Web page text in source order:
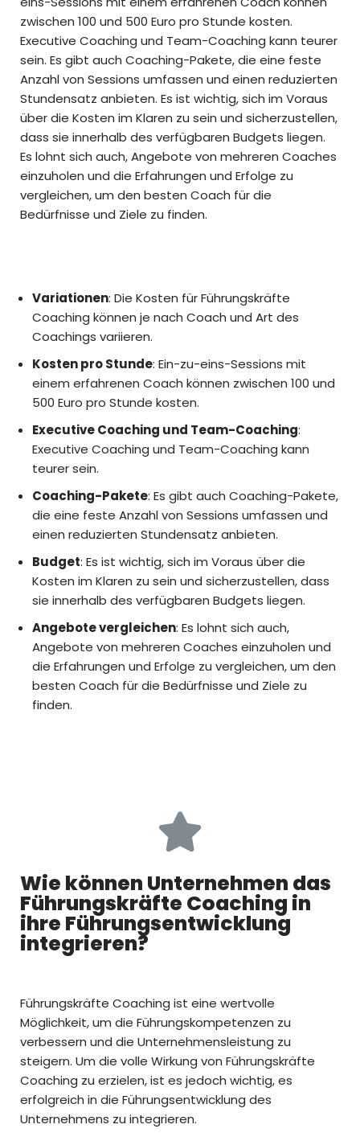
zwischen 100 und 500 Euro pro Stunde kosten.
Executive Coaching und Team-Coaching kann teurer
sein. Es gibt auch Coaching-Pakete, die eine feste
Anzahl von Sessions umfassen und einen reduzierten
Stundensatz anbieten. Es ist wichtig, sich im Voraus
über die Kosten im Klaren zu sein und sicherzustellen,
dass sie innerhalb des verfügbaren Budgets liegen.
Es lohnt sich auch, Angebote von mehreren Coaches
einzuholen und die Erfahrungen und Erfolge zu
vergleichen, um den besten Coach für die
Bedürfnisse und Ziele zu finden.
Variationen: Die Kosten für Führungskräfte
Coaching können je nach Coach und Art des
Coachings variieren.
Kosten pro Stunde: Ein-zu-eins-Sessions mit
einem erfahrenen Coach können zwischen 100 und
500 Euro pro Stunde kosten.
Executive Coaching und Team-Coaching:
Executive Coaching und Team-Coaching kann
teurer sein.
Coaching-Pakete: Es gibt auch Coaching-Pakete,
die eine feste Anzahl von Sessions umfassen und
einen reduzierten Stundensatz anbieten.
Budget: Es ist wichtig, sich im Voraus über die
Kosten im Klaren zu sein und sicherzustellen, dass
sie innerhalb des verfügbaren Budgets liegen.
Angebote vergleichen: Es lohnt sich auch,
Angebote von mehreren Coaches einzuholen und
die Erfahrungen und Erfolge zu vergleichen, um den
besten Coach für die Bedürfnisse und Ziele zu
finden.
Wie können Unternehmen das
Führungskräfte Coaching in
ihre Führungsentwicklung
integrieren?
Führungskräfte Coaching ist eine wertvolle
Möglichkeit, um die Führungskompetenzen zu
verbessern und die Unternehmensleistung zu
steigern. Um die volle Wirkung von Führungskräfte
Coaching zu erzielen, ist es jedoch wichtig, es
erfolgreich in die Führungsentwicklung des
Unternehmens zu integrieren.